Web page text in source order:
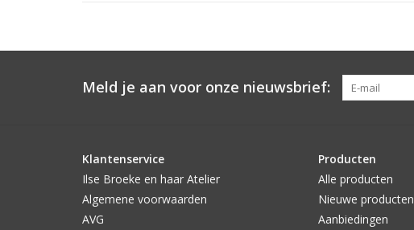
Meld je aan voor onze nieuwsbrief:
Klantenservice
Ilse Broeke en haar Atelier
Algemene voorwaarden
AVG
Producten
Alle producten
Nieuwe producten
Aanbiedingen